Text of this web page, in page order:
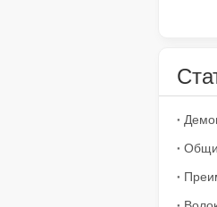
— это прецизионный